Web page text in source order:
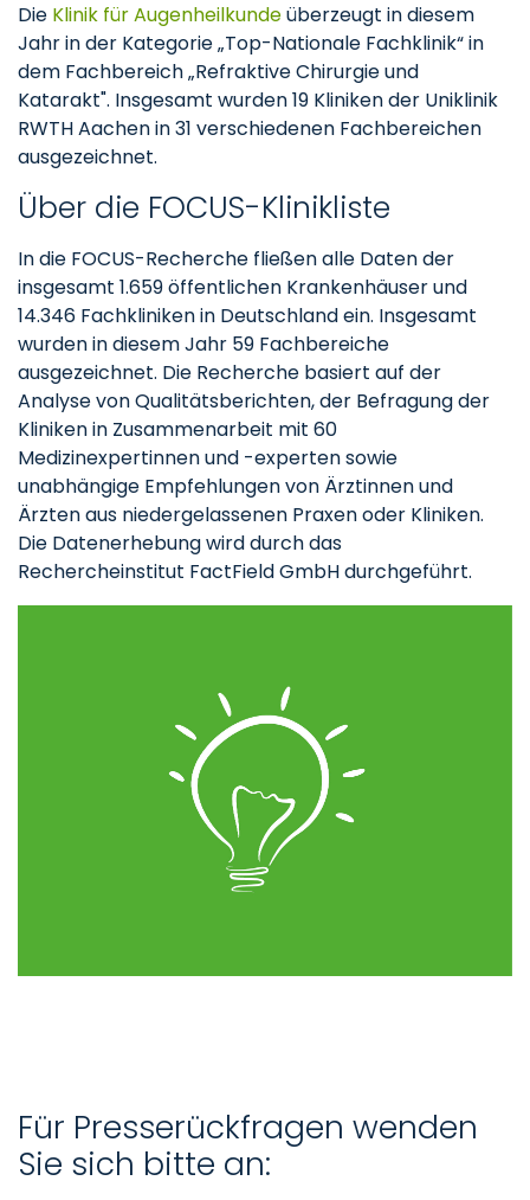
Die Klinik für Augenheilkundeüberzeugt in diesem
Jahr in der Kategorie „Top-Nationale Fachklinik“ in
dem Fachbereich „Refraktive Chirurgie und
Katarakt". Insgesamt wurden 19 Kliniken der Uniklinik
RWTH Aachen in 31 verschiedenen Fachbereichen
ausgezeichnet.
Über die FOCUS-Klinikliste
In die FOCUS-Recherche fließen alle Daten der
insgesamt 1.659 öffentlichen Krankenhäuser und
14.346 Fachkliniken in Deutschland ein. Insgesamt
wurden in diesem Jahr 59 Fachbereiche
ausgezeichnet. Die Recherche basiert auf der
Analyse von Qualitätsberichten, der Befragung der
Kliniken in Zusammenarbeit mit 60
Medizinexpertinnen und -experten sowie
unabhängige Empfehlungen von Ärztinnen und
Ärzten aus niedergelassenen Praxen oder Kliniken.
Die Datenerhebung wird durch das
Rechercheinstitut FactField GmbH durchgeführt.
Für Presserückfragen wenden
Sie sich bitte an: